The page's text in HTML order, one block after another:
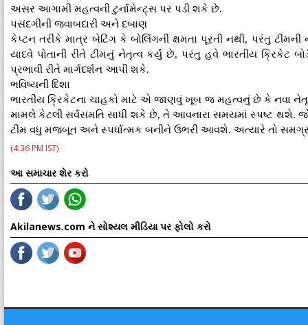
અસર આગામી મહત્વની ટુર્નામેન્ટ્સ પર પડી શકે છે.
પસંદગીની જવાબદારી અને દબાણ
કેપ્ટન તરીકે માત્ર બેટિંગ કે બોલિંગની ક્ષમતા પૂરતી નથી, પરંતુ
યાદવે પોતાની રીતે ટીમનું નેતૃત્વ કર્યું છે, પરંતુ હવે ભારતીય ક્રિકેટ
પ્રભાવી રીતે માર્ગદર્શન આપી શકે.
ભવિષ્યની દિશા
ભારતીય ક્રિકેટના ચાહકો માટે એ જાણવું ખૂબ જ મહત્વનું છે કે નવા
મામલે કેટલી સર્વસંમતિ સાધી શકે છે, તે આવનારા સમયમાં સ્પષ્ટ થશે.
ટીમ વધુ મજબૂત અને સ્પર્ધાત્મક બનીને ઉભરી આવશે. અત્યારે તો
(4:36 PM IST)
આ સમાચાર શેર કરો
Akilanews.com ને સોશ્યલ મીડિયા પર ફોલો કરો